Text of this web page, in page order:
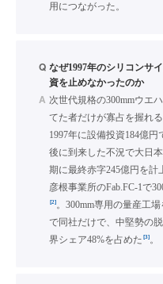
用につながった。
Q なぜ1997年のシリコンサ
資を止めなかったのか
A 次世代規格の300mmウエ
てた者だけが寡占を握れ
1997年に設備投資184億
後に到来した不況で大日
期に最終赤字245億円を計
彦根事業所のFab.FC-1で
[2]。300mm専用の量産工
で同社だけで、中堅勢の
界シェア48%を占めた [3]。